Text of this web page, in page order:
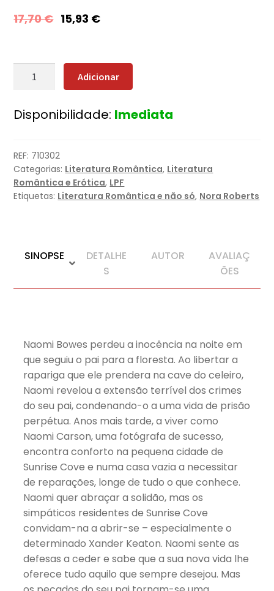
17,70€ 15,93 €
Quantidade
Obsessão
Adicionar
Disponibilidade: Imediata
REF: 710302
Categorias: Literatura Romântica, Literatura
Romântica e Erótica, LPF
Etiquetas: Literatura Romântica e não só, Nora Roberts
SINOPSE
DETALHE
S
AUTOR
AVALIAÇ
ÕES
Naomi Bowes perdeu a inocência na noite em
que seguiu o pai para a floresta. Ao libertar a
rapariga que ele prendera na cave do celeiro,
Naomi revelou a extensão terrível dos crimes
do seu pai, condenando-o a uma vida de prisão
perpétua. Anos mais tarde, a viver como
Naomi Carson, uma fotógrafa de sucesso,
encontra conforto na pequena cidade de
Sunrise Cove e numa casa vazia a necessitar
de reparações, longe de tudo o que conhece.
Naomi quer abraçar a solidão, mas os
simpáticos residentes de Sunrise Cove
convidam-na a abrir-se – especialmente o
determinado Xander Keaton. Naomi sente as
defesas a ceder e sabe que a sua nova vida lhe
oferece tudo aquilo que sempre desejou. Mas